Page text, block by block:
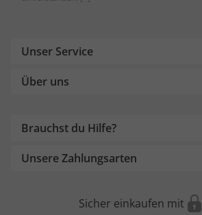
Unser Service
Über uns
Brauchst du Hilfe?
Unsere Zahlungsarten
Sicher einkaufen mit